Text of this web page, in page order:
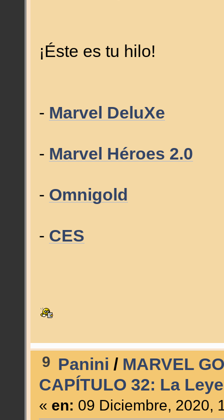
¡Éste es tu hilo!
- Marvel DeluXe
- Marvel Héroes 2.0
- Omnigold
- CES
9 Panini / MARVEL
CAPÍTULO 32: La
« en: 09 Diciembre, 2020,